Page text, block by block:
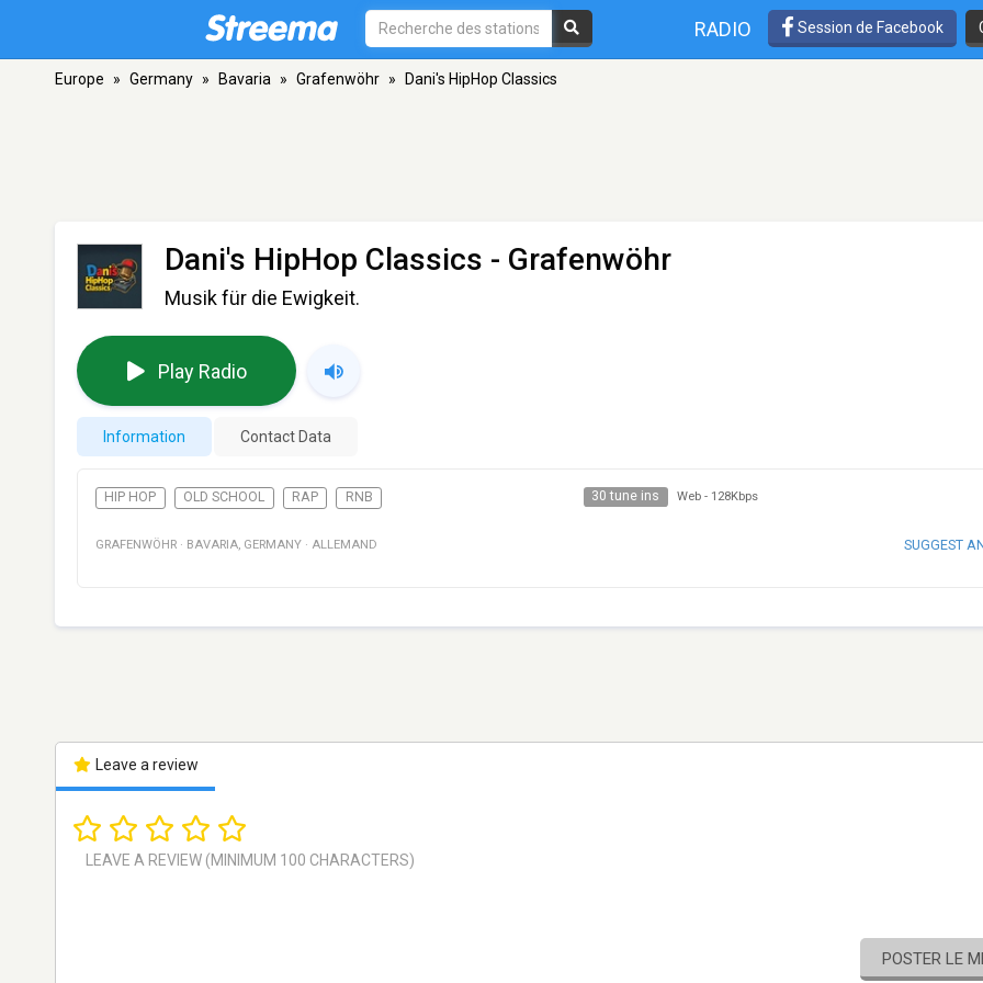
RADIO Session de Facebook
Europe » Germany » Bavaria » Grafenwöhr » Dani's HipHop Classics
Dani's HipHop Classics - Grafenwöhr
Musik für die Ewigkeit.
Play Radio
Information Contact Data
HIP HOP OLD SCHOOL RAP RNB 30 tune ins Web - 128Kbps
GRAFENWÖHR · BAVARIA, GERMANY · ALLEMAND SUGGEST
Leave a review
POSTER LE